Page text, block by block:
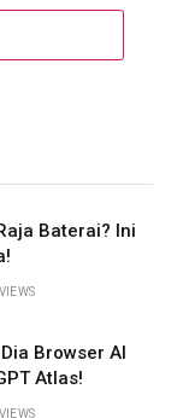
Baterai? Ini
VIEWS
Browser AI
Atlas!
VIEWS